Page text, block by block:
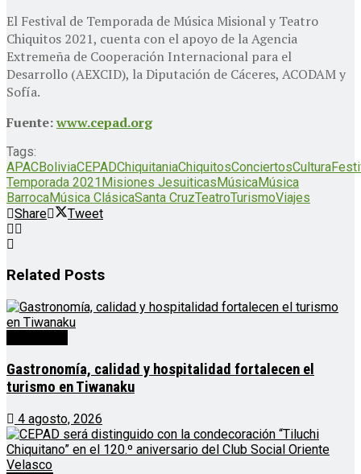
El Festival de Temporada de Música Misional y Teatro
Chiquitos 2021, cuenta con el apoyo de la Agencia
Extremeña de Cooperación Internacional para el
Desarrollo (AEXCID), la Diputación de Cáceres, ACODAM y
Sofía.
Fuente:www.cepad.org
Tags:
APACBoliviaCEPADChiquitaniaChiquitosConciertosCultura
Temporada 2021Misiones JesuiticasMúsicaMúsica
BarrocaMúsica ClásicaSanta CruzTeatroTurismoViajes
Share
Tweet
Related Posts
Gastronomía, calidad y hospitalidad fortalecen el
turismo en Tiwanaku
4 agosto, 2026